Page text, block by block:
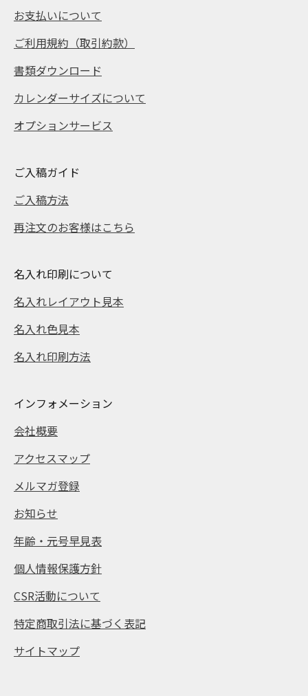
お支払いについて
ご利用規約（取引約款）
書類ダウンロード
カレンダーサイズについて
オプションサービス
ご入稿ガイド
ご入稿方法
再注文のお客様はこちら
名入れ印刷について
名入れレイアウト見本
名入れ色見本
名入れ印刷方法
インフォメーション
会社概要
アクセスマップ
メルマガ登録
お知らせ
年齢・元号早見表
個人情報保護方針
CSR活動について
特定商取引法に基づく表記
サイトマップ